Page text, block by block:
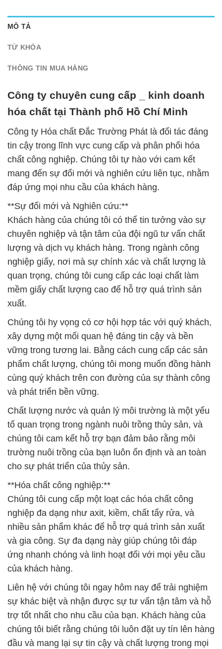
MÔ TẢ
TỪ KHÓA
THÔNG TIN MUA HÀNG
Công ty chuyên cung cấp _ kinh doanh
hóa chất tại Thành phố Hồ Chí Minh
Công ty Hóa chất Đắc Trường Phát là đối tác đáng
tin cậy trong lĩnh vực cung cấp và phân phối hóa
chất công nghiệp. Chúng tôi tự hào với cam kết
mang đến sự đổi mới và nghiên cứu liên tục, nhằm
đáp ứng mọi nhu cầu của khách hàng.
**Sự đổi mới và Nghiên cứu:**
Khách hàng của chúng tôi có thể tin tưởng vào sự
chuyên nghiệp và tận tâm của đội ngũ tư vấn chất
lượng và dịch vụ khách hàng. Trong ngành công
nghiệp giấy, nơi mà sự chính xác và chất lượng là
quan trọng, chúng tôi cung cấp các loại chất làm
mềm giấy chất lượng cao để hỗ trợ quá trình sản
xuất.
Chúng tôi hy vọng có cơ hội hợp tác với quý khách,
xây dựng một mối quan hệ đáng tin cậy và bền
vững trong tương lai. Bằng cách cung cấp các sản
phẩm chất lượng, chúng tôi mong muốn đồng hành
cùng quý khách trên con đường của sự thành công
và phát triển bền vững.
Chất lượng nước và quản lý môi trường là một yếu
tố quan trọng trong ngành nuôi trồng thủy sản, và
chúng tôi cam kết hỗ trợ bạn đảm bảo rằng môi
trường nuôi trồng của bạn luôn ổn định và an toàn
cho sự phát triển của thủy sản.
**Hóa chất công nghiệp:**
Chúng tôi cung cấp một loạt các hóa chất công
nghiệp đa dạng như axit, kiềm, chất tẩy rửa, và
nhiều sản phẩm khác để hỗ trợ quá trình sản xuất
và gia công. Sự đa dạng này giúp chúng tôi đáp
ứng nhanh chóng và linh hoạt đối với mọi yêu cầu
của khách hàng.
Liên hệ với chúng tôi ngay hôm nay để trải nghiệm
sự khác biệt và nhận được sự tư vấn tận tâm và hỗ
trợ tốt nhất cho nhu cầu của bạn. Khách hàng của
chúng tôi biết rằng chúng tôi luôn đặt uy tín lên hàng
đầu và mang lại sự tin cậy và chất lượng trong mọi